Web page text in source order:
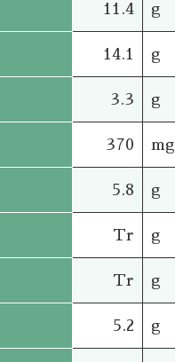
11.4 g
14.1 g
3.3 g
370 mg
5.8 g
Tr g
Tr g
5.2 g